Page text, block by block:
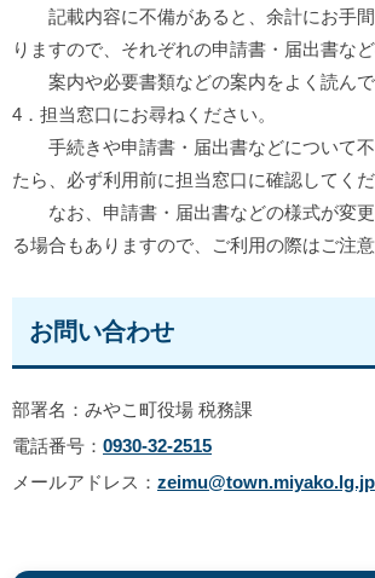
記載内容に不備があると、余計にお手間
りますので、それぞれの申請書・届出書な
案内や必要書類などの案内をよく読んで
4．担当窓口にお尋ねください。
手続きや申請書・届出書などについて不
たら、必ず利用前に担当窓口に確認してくだ
なお、申請書・届出書などの様式が変更
る場合もありますので、ご利用の際はご注意
お問い合わせ
部署名：みやこ町役場 税務課
電話番号： 0930-32-2515
メールアドレス： zeimu@town.miyako.lg.jp